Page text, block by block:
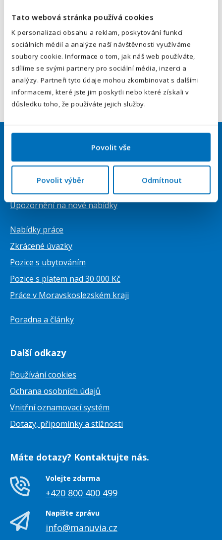
Tato webová stránka používá cookies
K personalizaci obsahu a reklam, poskytování funkcí
sociálních médií a analýze naší návštěvnosti využíváme
soubory cookie. Informace o tom, jak náš web používáte,
sdílíme se svými partnery pro sociální média, inzerci a
analýzy. Partneři tyto údaje mohou zkombinovat s dalšími
informacemi, které jste jim poskytli nebo které získali v
důsledku toho, že používáte jejich služby.
Povolit vše
Povolit výběr Odmítnout
Váš telefon*
Předvolba
Odesláním souhlasíte sezpracováním osobních údajů.
Odeslat
Upozornění na nové nabídky
Nabídky práce
Zkrácené úvazky
Pozice s ubytováním
Pozice s platem nad 30 000 Kč
Práce v Moravskoslezském kraji
Poradna a články
Další odkazy
Používání cookies
Ochrana osobních údajů
Vnitřní oznamovací systém
Dotazy, připomínky a stížnosti
Máte dotazy? Kontaktujte nás.
Volejte zdarma
+420 800 400 499
Napište zprávu
info@manuvia.cz